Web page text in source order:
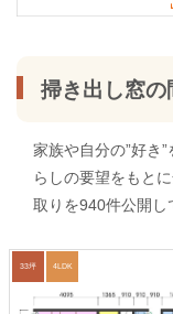
掃き出し窓の
家族や自分の”好き
らしの要望をもと
取りを940件公開し
33坪 4LDK